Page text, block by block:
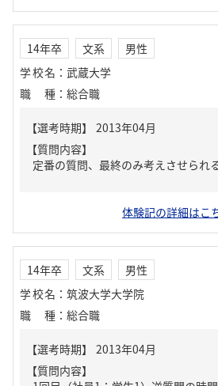
14年卒 文系
男性
学校名 ： 武蔵大学
職種 ： 総合職
【質問内容】
定番の質問、最終のみ考えさせられ
体験記の詳細はこ
14年卒 文系
男性
学校名 ： 筑波大学大学院
職種 ： 総合職
【質問内容】